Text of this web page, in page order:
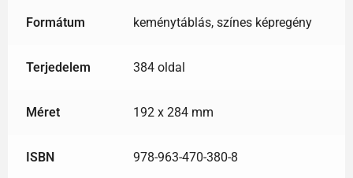
Formátum keménytáblás, színes képregény
Terjedelem 384 oldal
Méret 192 x 284 mm
ISBN 978-963-470-380-8